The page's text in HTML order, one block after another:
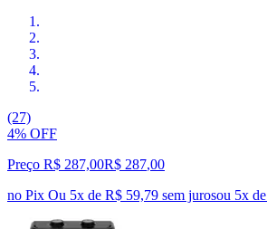
(27)
4% OFF
Preço R$ 287,00R$ 287,00
no Pix Ou 5x de R$ 59,79 sem jurosou 5x de